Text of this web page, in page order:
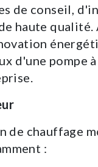
de conseil,
haute qualité.
d'une pompe
de chauffage
: